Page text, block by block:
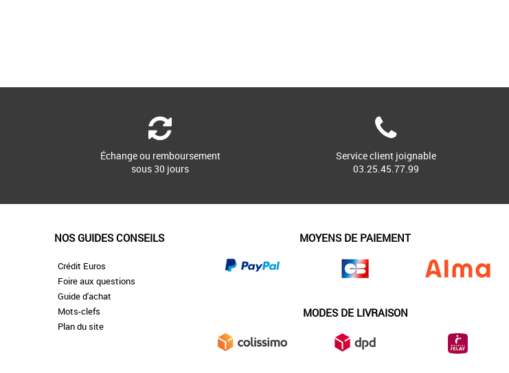
Échange ou remboursement
sous 30 jours
Service client joignable
03.25.45.77.99
NOS GUIDES CONSEILS
Crédit Euros
Foire aux questions
Guide d'achat
Mots-clefs
Plan du site
MOYENS DE PAIEMENT
MODES DE LIVRAISON